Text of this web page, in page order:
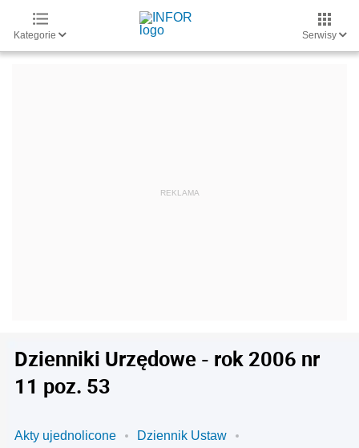
Kategorie Serwisy
Dzienniki Urzędowe - rok 2006 nr
11 poz. 53
Akty ujednolicone
Dziennik Ustaw